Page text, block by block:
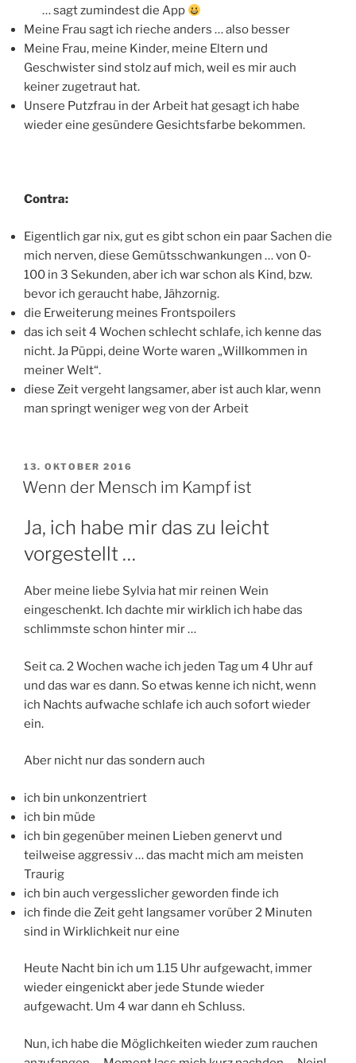
… sagt zumindest die App
Meine Frau sagt ich rieche anders … also besser
Meine Frau, meine Kinder, meine Eltern und
Geschwister sind stolz auf mich, weil es mir auch
keiner zugetraut hat.
Unsere Putzfrau in der Arbeit hat gesagt ich habe
wieder eine gesündere Gesichtsfarbe bekommen.
Contra:
Eigentlich gar nix, gut es gibt schon ein paar Sachen die
mich nerven, diese Gemütsschwankungen … von 0-
100 in 3 Sekunden, aber ich war schon als Kind, bzw.
bevor ich geraucht habe, Jähzornig.
die Erweiterung meines Frontspoilers
das ich seit 4 Wochen schlecht schlafe, ich kenne das
nicht. Ja Püppi, deine Worte waren „Willkommen in
meiner Welt“.
diese Zeit vergeht langsamer, aber ist auch klar, wenn
man springt weniger weg von der Arbeit
VERÖFFENTLICHT
AM
13. OKTOBER 2016
Wenn der Mensch im Kampf ist
Ja, ich habe mir das zu leicht
vorgestellt …
Aber meine liebe Sylvia hat mir reinen Wein
eingeschenkt. Ich dachte mir wirklich ich habe das
schlimmste schon hinter mir …
Seit ca. 2 Wochen wache ich jeden Tag um 4 Uhr auf
und das war es dann. So etwas kenne ich nicht, wenn
ich Nachts aufwache schlafe ich auch sofort wieder
ein.
Aber nicht nur das sondern auch
ich bin unkonzentriert
ich bin müde
ich bin gegenüber meinen Lieben genervt und
teilweise aggressiv … das macht mich am meisten
Traurig
ich bin auch vergesslicher geworden finde ich
ich finde die Zeit geht langsamer vorüber 2 Minuten
sind in Wirklichkeit nur eine
Heute Nacht bin ich um 1.15 Uhr aufgewacht, immer
wieder eingenickt aber jede Stunde wieder
aufgewacht. Um 4 war dann eh Schluss.
Nun, ich habe die Möglichkeiten wieder zum rauchen